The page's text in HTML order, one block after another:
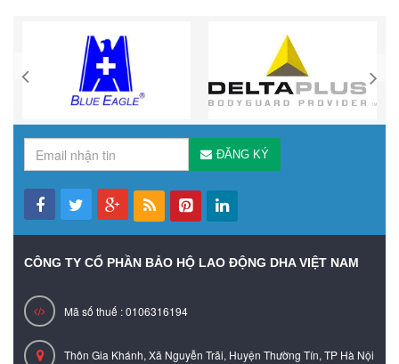
ĐĂNG KÝ
CÔNG TY CỔ PHẦN BẢO HỘ LAO ĐỘNG DHA VIỆT NAM
Mã số thuế : 0106316194
Thôn Gia Khánh, Xã Nguyễn Trãi, Huyện Thường Tín, TP Hà Nội